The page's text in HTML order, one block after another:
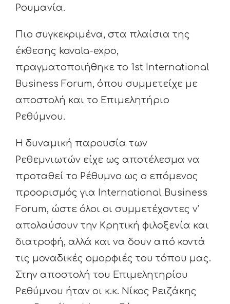
Ρουμανία.
Πιο συγκεκριμένα, στα πλαίσια της
έκθεσης kavala-expo,
πραγματοποιήθηκε το 1st International
Business Forum, όπου συμμετείχε με
αποστολή και το Επιμελητήριο
Ρεθύμνου.
Η δυναμική παρουσία των
Ρεθεμνιωτών είχε ως αποτέλεσμα να
προταθεί το Ρέθυμνο ως ο επόμενος
προορισμός για International Business
Forum, ώστε όλοι οι συμμετέχοντες ν’
απολαύσουν την Κρητική φιλοξενία και
διατροφή, αλλά και να δουν από κοντά
τις μοναδικές ομορφιές του τόπου μας.
Στην αποστολή του Επιμελητηρίου
Ρεθύμνου ήταν οι κ.κ. Νίκος Ρειζάκης